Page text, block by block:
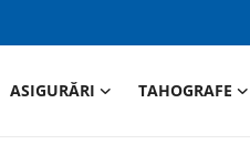
ASIGURĂRI TAHOGRAFE